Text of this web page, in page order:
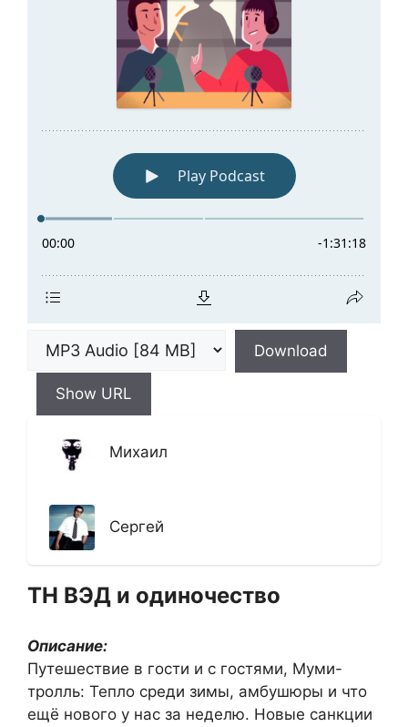
Download
Show URL
Михаил
Сергей
ТН ВЭД и одиночество
Описание:
Путешествие в гости и с гостями, Муми-
тролль: Тепло среди зимы, амбушюры и что
ещё нового у нас за неделю. Новые санкции